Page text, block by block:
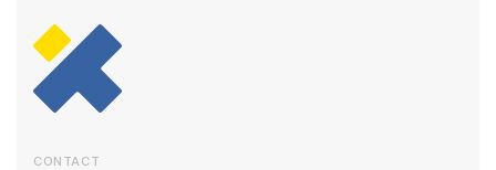
CONTACT